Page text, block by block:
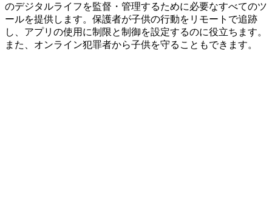
のデジタルライフを監督・管理するために必要なすべてのツ
ールを提供します。保護者が子供の行動をリモートで追跡
し、アプリの使用に制限と制御を設定するのに役立ちます。
また、オンライン犯罪者から子供を守ることもできます。